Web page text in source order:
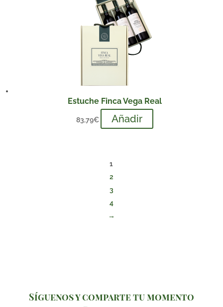
Estuche Finca Vega Real
83,79€ Añadir
1
2
3
4
→
Síguenos y comparte tu momento